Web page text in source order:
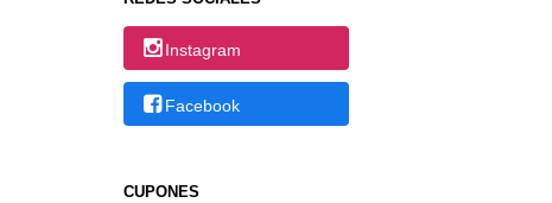
Instagram
Facebook
CUPONES